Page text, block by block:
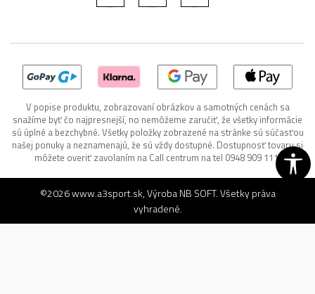
V popise produktu, zobrazovaní obrázkov a samotných cenách sa
snažíme byť čo najpresnejší, no nemôžeme zaručiť, že všetky informácie
sú úplné a bezchybné. Všetky položky zobrazené na stránke sú súčasťou
našej ponuky a neznamenajú, že sú vždy dostupné. Dostupnosť tovaru si
môžete overiť zavolaním na Call centrum na tel 0948 909 111.
©2026www.a3sport.sk, VýrobaNB SOFT. Všetky práva
vyhradené.